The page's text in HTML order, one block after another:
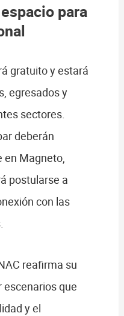
para
gratuito y estará
egresados y
sectores.
deberán
en Magneto,
postularse a
con las
reafirma su
que
y el